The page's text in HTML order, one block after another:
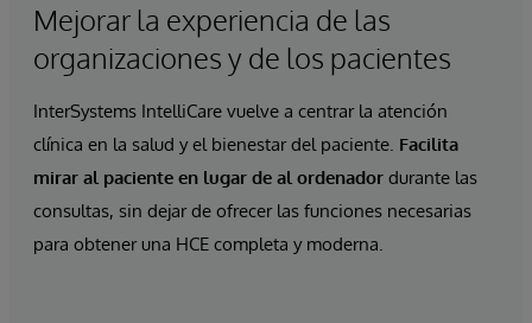
Mejorar la experiencia de las
organizaciones y de los pacientes
InterSystems IntelliCare vuelve a centrar la atención
clínica en la salud y el bienestar del paciente. Facilita
mirar al paciente en lugar de al ordenador durante las
consultas, sin dejar de ofrecer las funciones necesarias
para obtener una HCE completa y moderna.